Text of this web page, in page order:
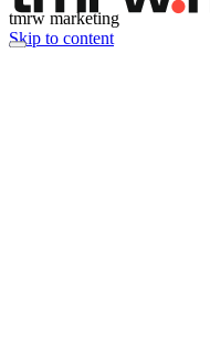
tmrw marketing
Skip to content